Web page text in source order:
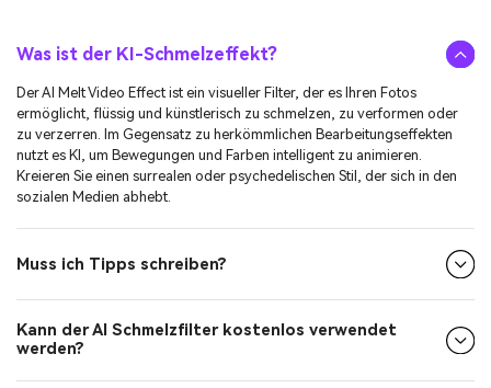
Was ist der KI-Schmelzeffekt?
Der AI Melt Video Effect ist ein visueller Filter, der es Ihren Fotos
ermöglicht, flüssig und künstlerisch zu schmelzen, zu verformen oder
zu verzerren. Im Gegensatz zu herkömmlichen Bearbeitungseffekten
nutzt es KI, um Bewegungen und Farben intelligent zu animieren.
Kreieren Sie einen surrealen oder psychedelischen Stil, der sich in den
sozialen Medien abhebt.
Muss ich Tipps schreiben?
Kann der AI Schmelzfilter kostenlos verwendet
werden?